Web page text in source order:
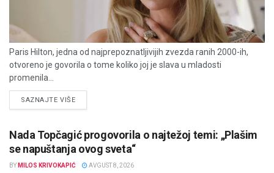
Paris Hilton, jedna od najprepoznatljivijih zvezda ranih 2000-ih,
otvoreno je govorila o tome koliko joj je slava u mladosti
promenila...
SAZNAJTE VIŠEDETAILS
Nada Topčagić progovorila o najtežoj temi: „Plašim
se napuštanja ovog sveta“
BY MILOS KRIVOKAPIĆ AVGUST 8, 2026